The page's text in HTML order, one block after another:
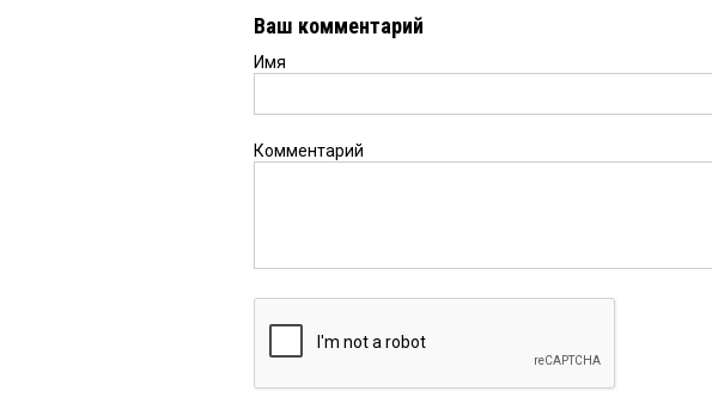
Ваш комментарий
Имя
Комментарий